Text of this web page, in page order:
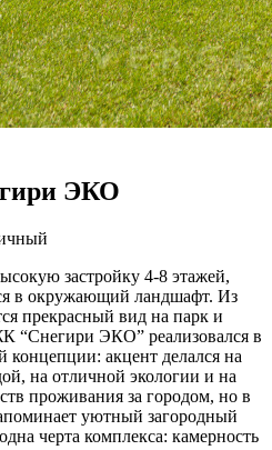
ЭКО
застройку 4-8 этажей,
в окружающий ландшафт. Из
прекрасный вид на парк и
“Снегири ЭКО” реализовался в
концепции: акцент делался на
на отличной экологии и на
проживания за городом, но в
уютный загородный
черта комплекса: камерность